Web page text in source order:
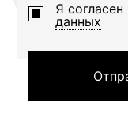
Я согласен
данных